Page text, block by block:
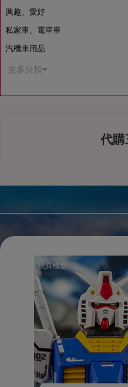
興趣、愛好
私家車、電單車
汽機車用品
更多分類
代購
玩具模型